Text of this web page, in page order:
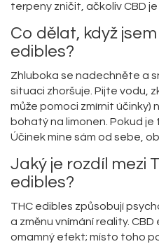
terpeny zničit, ačkoliv CBD
Co dělat, když
edibles?
Zhluboka se nadechněte a
situaci zhoršuje. Pijte vodu,
může pomoci zmírnit
bohatý na limonen. Pokud
Účinek mine sám od sebe,
Jaký je rozdíl mezi
edibles?
THC edibles způsobují
a změnu vnímání reality.
omamný efekt; místo toho